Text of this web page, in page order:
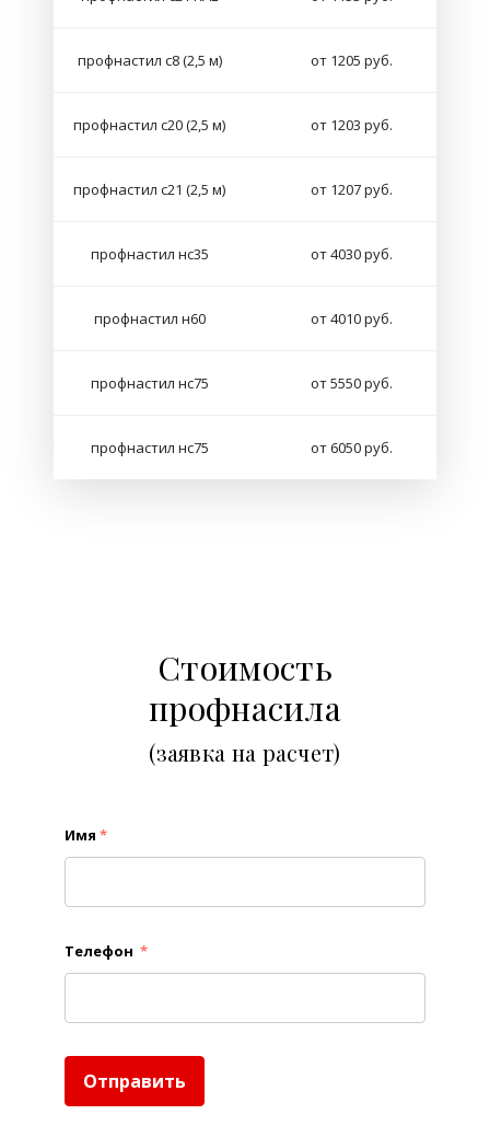
профнастил с8 (2,5 м) от 1205 руб.
профнастил с20 (2,5 м) от 1203 руб.
профнастил с21 (2,5 м) от 1207 руб.
профнастил нс35 от 4030 руб.
профнастил н60 от 4010 руб.
профнастил нс75 от 5550 руб.
профнастил нс75 от 6050 руб.
Стоимость
профнасила
(заявка на расчет)
Имя *
Телефон *
Отправить